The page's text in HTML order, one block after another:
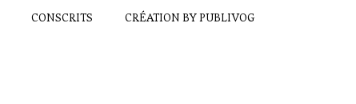
CONSCRITS CRÉATION BY PUBLIVOG